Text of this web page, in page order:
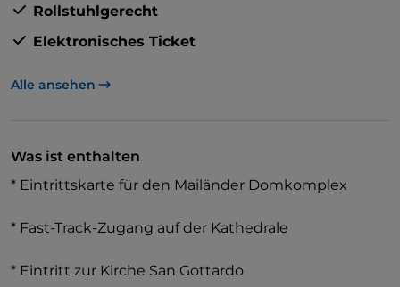
Rollstuhlgerecht
Elektronisches Ticket
Alle ansehen
Was ist enthalten
* Eintrittskarte für den Mailänder Domkomplex
* Fast-Track-Zugang auf der Kathedrale
* Eintritt zur Kirche San Gottardo